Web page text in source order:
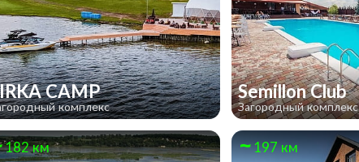
CAMP
комплекс
Semillon Club
Загородный комплекс
182 км 197 км